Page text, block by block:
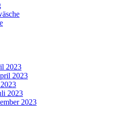
2023
2023
2023
2023